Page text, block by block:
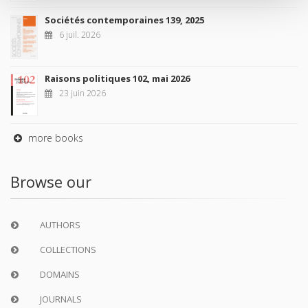
Sociétés contemporaines 139, 2025
6 juil. 2026
Raisons politiques 102, mai 2026
23 juin 2026
more books
Browse our
AUTHORS
COLLECTIONS
DOMAINS
JOURNALS